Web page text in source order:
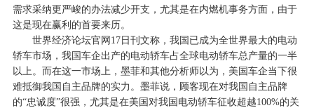
需求采纳更严峻的办法减少开支，尤其是在内燃机事务方面，由于
这是现在赢利的首要来历。
世界经济论坛官网17日刊文称，我国已成为全世界最大的电动
轿车市场，我国车企出产的电动轿车占全球电动轿车总产量的一半
以上。而在这一市场上，墨菲和其他分析师以为，美国车企当下很
难抵御我国自主品牌的实力。墨菲说，顾客现在对我国自主品牌
的“忠诚度”很强，尤其是在美国对我国电动轿车征收超越100%的关